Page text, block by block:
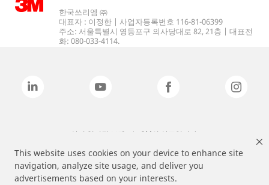
This website uses cookies on your device to enhance site
navigation, analyze site usage, and deliver you
advertisements based on your interests.
한국쓰리엠 ㈜
대표자 : 이정한 | 사업자등록번호 116-81-06399
주소: 서울특별시 영등포구 의사당대로 82, 21층 | 대표전
화: 080-033-4114.
상기 열거된 브랜드는 3M의 상표입니다.